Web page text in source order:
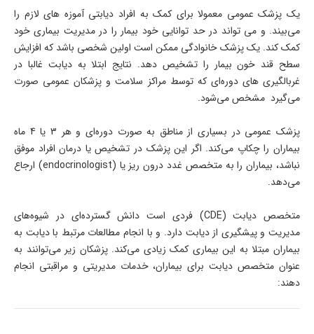
یک پزشک عمومی معمولا برای کمک به افراد دیابتی آموز‌ه های لازم را
می‌بیند. و می تواند در حد توانایی خود بیمار را در مدیریت بیماری خود
کمک کند. یک پزشک خانوادگی ممکن است اولین شخصی باشد که افزایش
سطح قند خون بیمار را تشخیص دهد. نتایج ابتلا به دیابت غالبا در
غربالگیری های دوره‌ای که توسط مراکز سلامت و پزشکان عمومی صورت
می‌گیرد مشخص می‌شود.
پزشک عمومی در بسیاری از مناطق به صورت دوره‌ای و هر 3 یا 4 ماه
بیماران را چکاپ می‌کند. اگر این پزشک در تشخیص یا درمان افراد موفق
نباشد، بیماران را به متخصص غدد درون ریز یا (endocrinologist) ارجاع
می‌دهد.
متخصص دیابت (CDE) فردی است دانش گسترده‌ای در شیوه‌های
مدیریت و پیشگیری از دیابت دارد. و با انجام مطالعات مرتبط با دیابت به
بیماران مبتلا به این بیماری کمک زیادی می‌کند. پزشکان زیر می‌توانند به
عنوان متخصص دیابت برای بیماران، خدمات مدیریتی و مراقبتی انجام
دهند: